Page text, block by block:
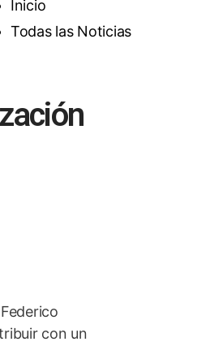
Inicio
Todas las Noticias
con un